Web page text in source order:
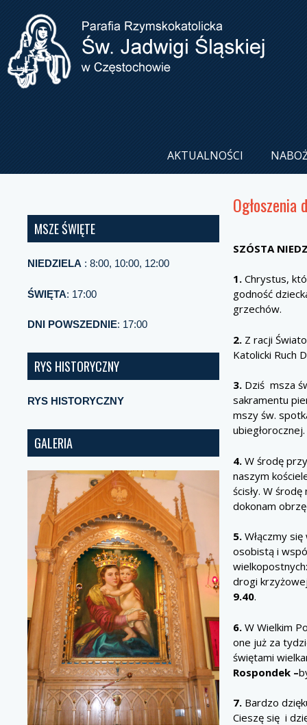
AKTUALNOŚCI
MSZE ŚWIĘTE
NIEDZIELA : 8:00, 10:00, 12:00
ŚWIĘTA: 17:00
DNI POWSZEDNIE: 17:00
RYS HISTORYCZNY
RYS HISTORYCZNY
GALERIA
SZÓSTA
1. Chrystus,
godność
grzechów.
2. Z racji
Katolicki Ruch
3. Dziś msza
sakramentu
mszy św.
ubiegłorocznej.
4. W środę
naszym
ścisły. W
dokonam
5. Włączmy
osobistą i
drogi
9.40.
6. W Wielkim
one już za
świętami
Rospondek –
7. Bardzo
Cieszę się i